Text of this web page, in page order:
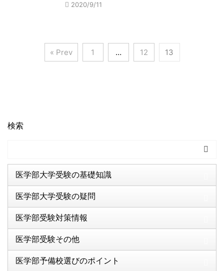
2020/9/11
« Prev 1 … 12 13
検索
医学部大学受験の基礎知識
医学部大学受験の疑問
医学部受験対策情報
医学部受験その他
医学部予備校選びのポイント